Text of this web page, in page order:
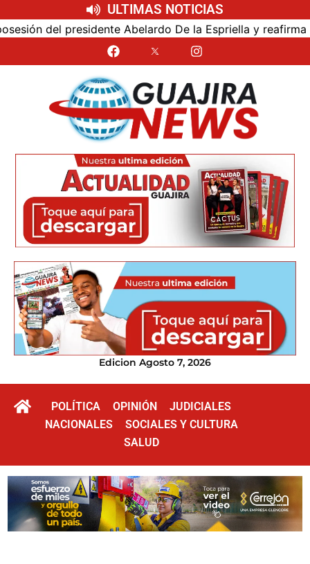
ULTIMAS NOTICIAS
del presidente Abelardo De la Espriella y reafirma su
Edicion Agosto 7, 2026
POLÍTICA OPINIÓN
JUDICIALES
NACIONALES
SOCIALES Y CULTURA
SALUD